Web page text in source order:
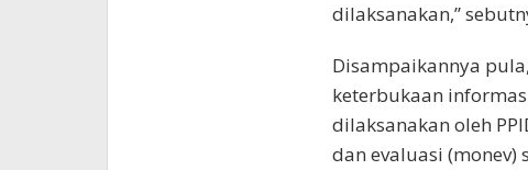
dilaksanakan,”
Disampaikannya
keterbukaan
dilaksanakan oleh
dan evaluasi